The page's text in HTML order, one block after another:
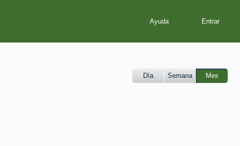
Ayuda
Día Semana Mes